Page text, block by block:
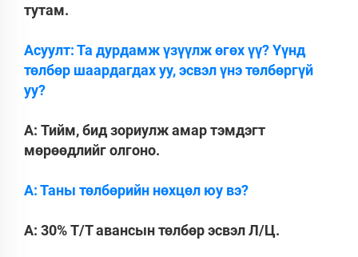
тутам.
Асуулт: Та дурдамж үзүүлж өгөх үү? Үүнд
төлбөр шаардагдах уу, эсвэл үнэ төлбөргүй
уу?
A: Тийм, бид зориулж амар тэмдэгт
мөрөөдлийг олгоно.
А: Таны төлбөрийн нөхцөл юу вэ?
A: 30% Т/Т авансын төлбөр эсвэл Л/Ц.